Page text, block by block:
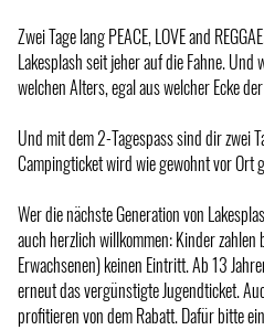
Zwei Tage lang PEACE, LOVE and
Lakesplash seit jeher auf die Fahne.
welchen Alters, egal aus welcher Ecke
Und mit dem 2-Tagespass sind dir zwei
Campingticket wird wie gewohnt vor Ort
Wer die nächste Generation von
auch herzlich willkommen: Kinder
Erwachsenen) keinen Eintritt. Ab 13
erneut das vergünstigte Jugendticket.
profitieren von dem Rabatt. Dafür bitte